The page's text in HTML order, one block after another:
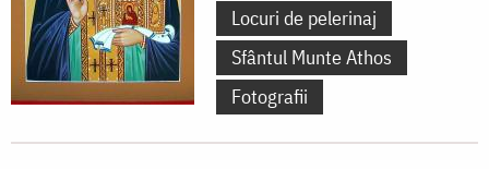
Locuri de pelerinaj
Sfântul Munte Athos
Fotografii